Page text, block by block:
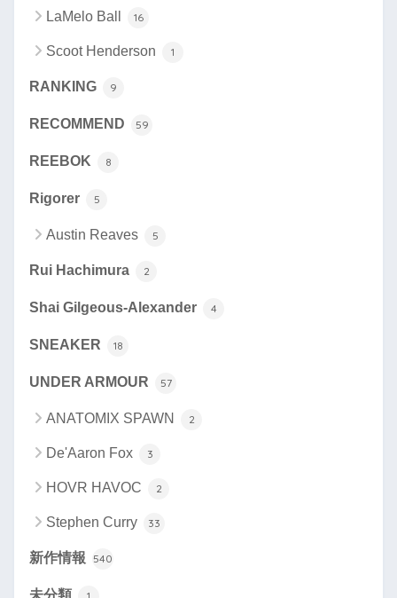
LaMelo Ball 16
Scoot Henderson 1
RANKING 9
RECOMMEND 59
REEBOK 8
Rigorer 5
Austin Reaves 5
Rui Hachimura 2
Shai Gilgeous-Alexander 4
SNEAKER 18
UNDER ARMOUR 57
ANATOMIX SPAWN 2
De'Aaron Fox 3
HOVR HAVOC 2
Stephen Curry 33
新作情報 540